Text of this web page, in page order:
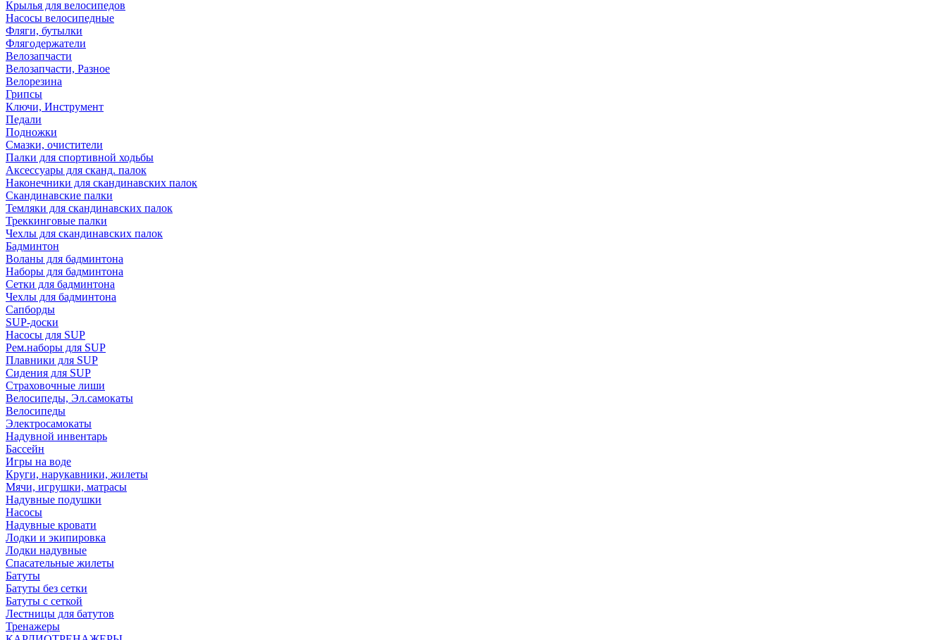
Крылья для велосипедов
Насосы велосипедные
Фляги, бутылки
Флягодержатели
Велозапчасти
Велозапчасти, Разное
Велорезина
Грипсы
Ключи, Инструмент
Педали
Подножки
Смазки, очистители
Палки для спортивной ходьбы
Аксессуары для сканд. палок
Наконечники для скандинавских палок
Скандинавские палки
Темляки для скандинавских палок
Треккинговые палки
Чехлы для скандинавских палок
Бадминтон
Воланы для бадминтона
Наборы для бадминтона
Сетки для бадминтона
Чехлы для бадминтона
Сапборды
SUP-доски
Насосы для SUP
Рем.наборы для SUP
Плавники для SUP
Сидения для SUP
Страховочные лиши
Велосипеды, Эл.самокаты
Велосипеды
Электросамокаты
Надувной инвентарь
Бассейн
Игры на воде
Круги, нарукавники, жилеты
Мячи, игрушки, матрасы
Надувные подушки
Насосы
Надувные кровати
Лодки и экипировка
Лодки надувные
Спасательные жилеты
Батуты
Батуты без сетки
Батуты с сеткой
Лестницы для батутов
Тренажеры